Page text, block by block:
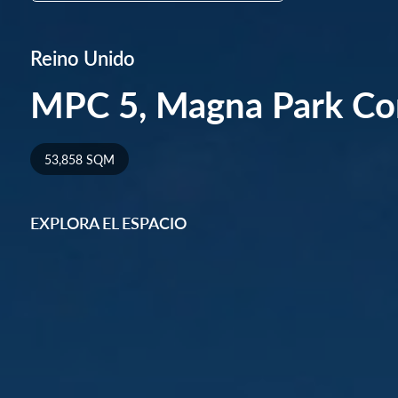
Reino Unido
MPC 5, Magna Park
53,858 SQM
EXPLORA EL ESPACIO